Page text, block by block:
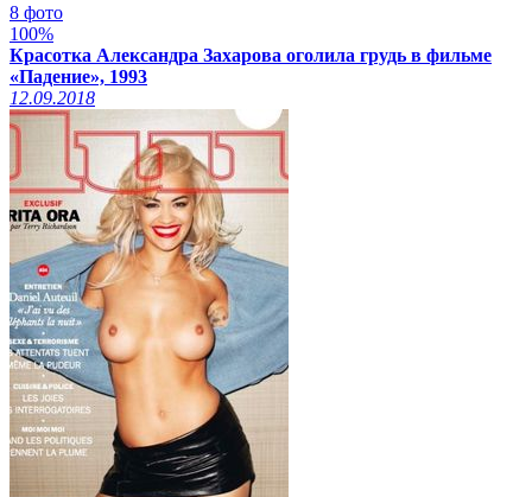
8 фото
100%
Красотка Александра Захарова оголила грудь в фильме
«Падение», 1993
12.09.2018